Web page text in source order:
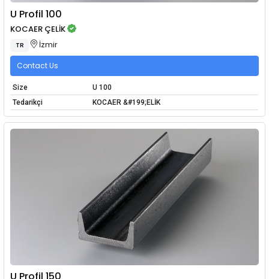
U Profil 100
KOCAER ÇELİK
TR İzmir
Contact Us
Size
U 100
Tedarikçi
KOCAER &#199;ELİK